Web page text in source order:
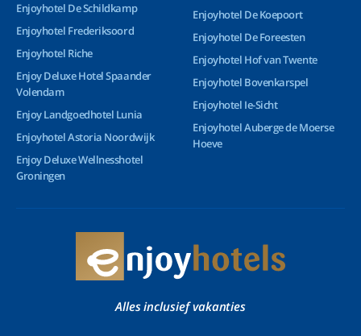
Enjoyhotel De Schildkamp
Enjoyhotel Frederiksoord
Enjoyhotel Riche
Enjoy Deluxe Hotel Spaander
Volendam
Enjoy Landgoedhotel Lunia
Enjoyhotel Astoria Noordwijk
Enjoy Deluxe Wellnesshotel
Groningen
Enjoyhotel De Koepoort
Enjoyhotel De Foreesten
Enjoyhotel Hof van Twente
Enjoyhotel Bovenkarspel
Enjoyhotel Ie-Sicht
Enjoyhotel Auberge de Moerse
Hoeve
Alles inclusief vakanties